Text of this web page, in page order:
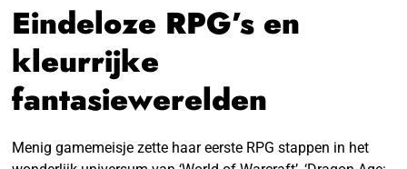
Eindeloze RPG’s en
kleurrijke
fantasiewerelden
Menig gamemeisje zette haar eerste RPG stappen in het